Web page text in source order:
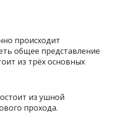
происходит
общее представление
из трёх основных
из ушной
прохода.